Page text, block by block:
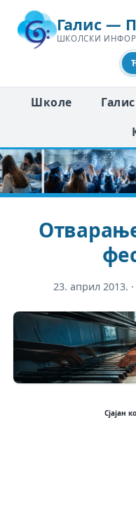
Галис —
ШКОЛСКИ
Школе Галис
23. април 2013. ·
Сјајан